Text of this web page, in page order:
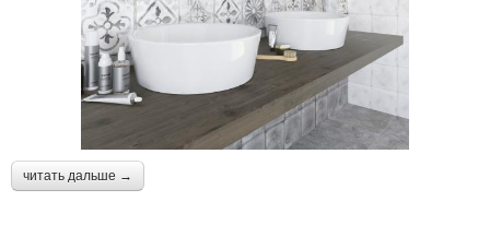
читать дальше →